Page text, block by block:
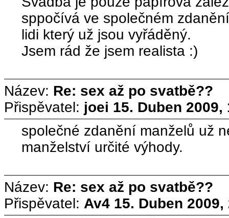
sppočívá ve společném
lidi který už jsou vyřáděný.
Jsem rád že jsem realista :)
Název: Re: sex až po svatbě??
Přispěvatel: joei 15. Duben 2009,
společné zdanění manželů už
manželství určité výhody.
Název: Re: sex až po svatbě??
Přispěvatel: Av4 15. Duben 2009,